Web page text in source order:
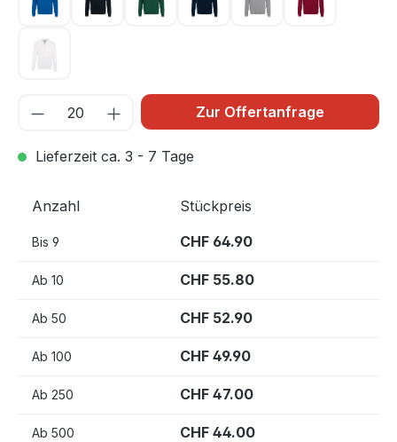
royalblau 010schwarz 005tanne 072tinte 034titan 043weinrot 017
weiß 001
Zur Offertanfrage
Lieferzeit ca. 3 - 7 Tage
Anzahl Stückpreis
Bis 9 CHF 64.90
Ab 10 CHF 55.80
Ab 50 CHF 52.90
Ab 100 CHF 49.90
Ab 250 CHF 47.00
Ab 500 CHF 44.00